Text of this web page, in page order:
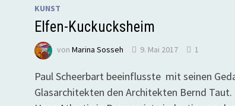
KUNST
Elfen-Kuckucksheim
von Marina Sosseh 9. Mai 2017 1
Paul Scheerbart beeinflusste mit seinen
Glasarchitekten den Architekten Bernd